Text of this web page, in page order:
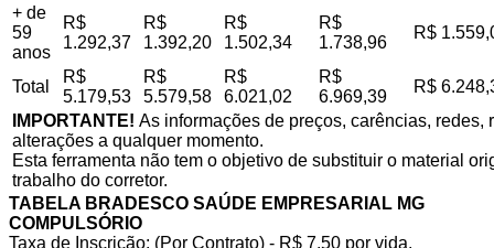
+ de
59
anos
R$
1.292,37
R$
1.392,20
R$
1.502,34
R$
1.738,96
R$
Total
R$
5.179,53
R$
5.579,58
R$
6.021,02
R$
6.969,39
R$
IMPORTANTE! As informações de preços, carências,
alterações a qualquer momento.
Esta ferramenta não tem o objetivo de substituir o material
trabalho do corretor.
TABELA BRADESCO SAÚDE EMPRESARIAL MG
COMPULSÓRIO
Taxa de Inscrição: (Por Contrato) - R$ 7,50 por vida,